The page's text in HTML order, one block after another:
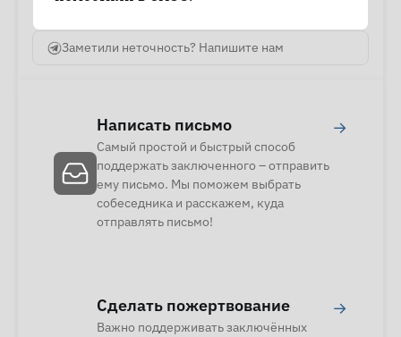
Заметили неточность? Напишите нам
Написать письмо
Самый простой и быстрый способ
поддержать заключенного – отправить
ему письмо. Мы поможем выбрать
собеседника и расскажем, куда
отправлять письмо!
→
Сделать пожертвование
Важно поддерживать заключённых
→